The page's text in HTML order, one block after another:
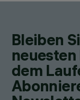
Bleiben
dem